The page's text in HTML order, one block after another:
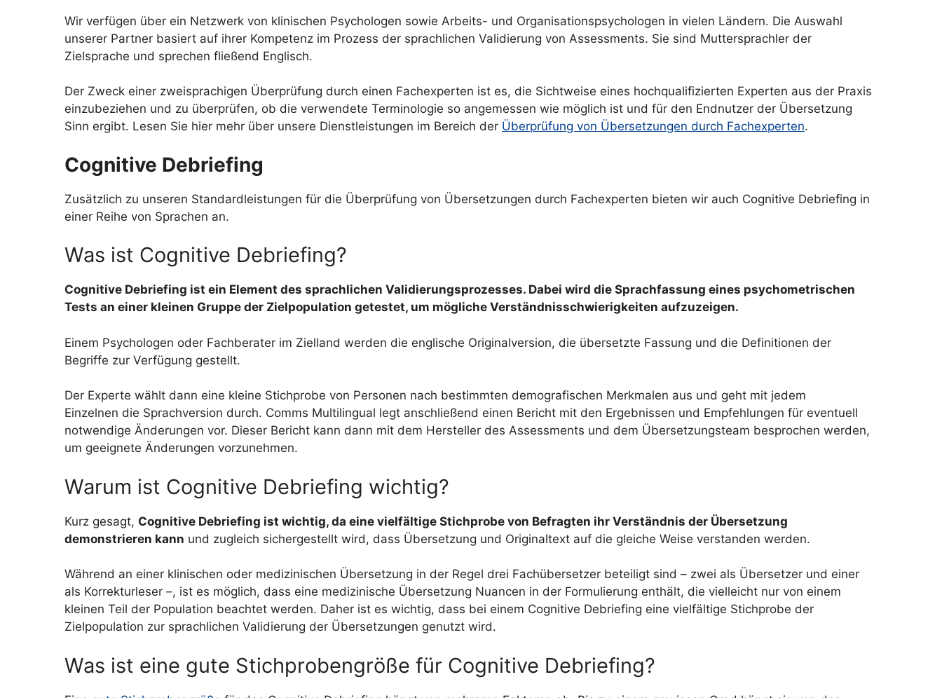
Wir verfügen über ein Netzwerk von klinischen Psychologen sowie Arbeits- und Organisationspsychologen in vielen Ländern. Die Auswahl
unserer Partner basiert auf ihrer Kompetenz im Prozess der sprachlichen Validierung von Assessments. Sie sind Muttersprachler der
Zielsprache und sprechen fließend Englisch.
Der Zweck einer zweisprachigen Überprüfung durch einen Fachexperten ist es, die Sichtweise eines hochqualifizierten Experten aus der Praxis
einzubeziehen und zu überprüfen, ob die verwendete Terminologie so angemessen wie möglich ist und für den Endnutzer der Übersetzung
Sinn ergibt. Lesen Sie hier mehr über unsere Dienstleistungen im Bereich der Überprüfung von Übersetzungen durch Fachexperten.
Cognitive Debriefing
Zusätzlich zu unseren Standardleistungen für die Überprüfung von Übersetzungen durch Fachexperten bieten wir auch Cognitive Debriefing in
einer Reihe von Sprachen an.
Was ist Cognitive Debriefing?
Cognitive Debriefing ist ein Element des sprachlichen Validierungsprozesses. Dabei wird die Sprachfassung eines psychometrischen
Tests an einer kleinen Gruppe der Zielpopulation getestet, um mögliche Verständnisschwierigkeiten aufzuzeigen.
Einem Psychologen oder Fachberater im Zielland werden die englische Originalversion, die übersetzte Fassung und die Definitionen der
Begriffe zur Verfügung gestellt.
Der Experte wählt dann eine kleine Stichprobe von Personen nach bestimmten demografischen Merkmalen aus und geht mit jedem
Einzelnen die Sprachversion durch. Comms Multilingual legt anschließend einen Bericht mit den Ergebnissen und Empfehlungen für eventuell
notwendige Änderungen vor. Dieser Bericht kann dann mit dem Hersteller des Assessments und dem Übersetzungsteam besprochen werden,
um geeignete Änderungen vorzunehmen.
Warum ist Cognitive Debriefing wichtig?
Kurz gesagt, Cognitive Debriefing ist wichtig, da eine vielfältige Stichprobe von Befragten ihr Verständnis der Übersetzung
demonstrieren kann und zugleich sichergestellt wird, dass Übersetzung und Originaltext auf die gleiche Weise verstanden werden.
Während an einer klinischen oder medizinischen Übersetzung in der Regel drei Fachübersetzer beteiligt sind – zwei als Übersetzer und einer
als Korrekturleser –, ist es möglich, dass eine medizinische Übersetzung Nuancen in der Formulierung enthält, die vielleicht nur von einem
kleinen Teil der Population beachtet werden. Daher ist es wichtig, dass bei einem Cognitive Debriefing eine vielfältige Stichprobe der
Zielpopulation zur sprachlichen Validierung der Übersetzungen genutzt wird.
Was ist eine gute Stichprobengröße für Cognitive Debriefing?